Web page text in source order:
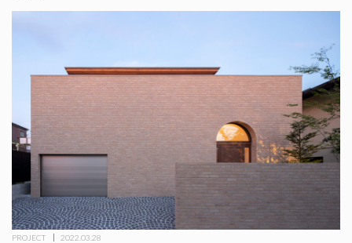
PROJECT 2022.03.28